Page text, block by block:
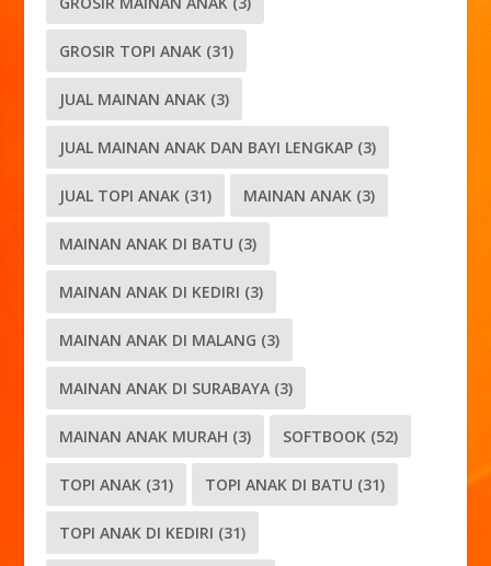
GROSIR TOPI ANAK (31)
JUAL MAINAN ANAK (3)
JUAL MAINAN ANAK DAN BAYI LENGKAP (3)
JUAL TOPI ANAK (31) MAINAN ANAK (3)
MAINAN ANAK DI BATU (3)
MAINAN ANAK DI KEDIRI (3)
MAINAN ANAK DI MALANG (3)
MAINAN ANAK DI SURABAYA (3)
MAINAN ANAK MURAH (3) SOFTBOOK (52)
TOPI ANAK (31) TOPI ANAK DI BATU (31)
TOPI ANAK DI KEDIRI (31)